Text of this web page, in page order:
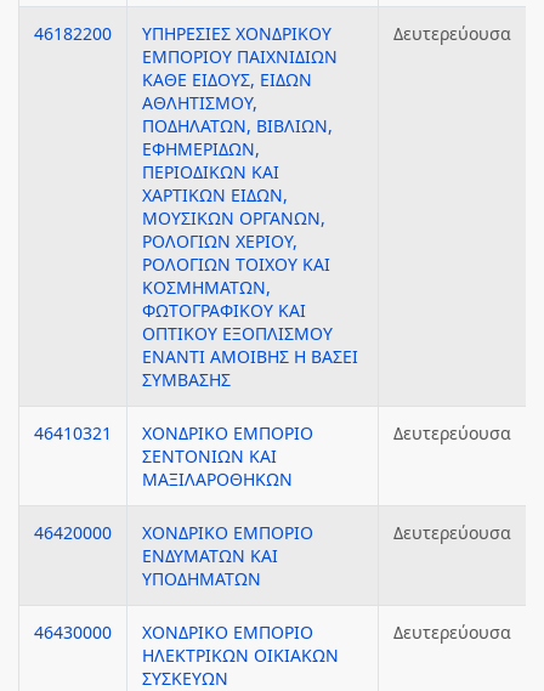
46182200
ΥΠΗΡΕΣΙΕΣ ΧΟΝΔΡΙΚΟΥ
ΕΜΠΟΡΙΟΥ ΠΑΙΧΝΙΔΙΩΝ
ΚΑΘΕ ΕΙΔΟΥΣ, ΕΙΔΩΝ
ΑΘΛΗΤΙΣΜΟΥ,
ΠΟΔΗΛΑΤΩΝ, ΒΙΒΛΙΩΝ,
ΕΦΗΜΕΡΙΔΩΝ,
ΠΕΡΙΟΔΙΚΩΝ ΚΑΙ
ΧΑΡΤΙΚΩΝ ΕΙΔΩΝ,
ΜΟΥΣΙΚΩΝ ΟΡΓΑΝΩΝ,
ΡΟΛΟΓΙΩΝ ΧΕΡΙΟΥ,
ΡΟΛΟΓΙΩΝ ΤΟΙΧΟΥ ΚΑΙ
ΚΟΣΜΗΜΑΤΩΝ,
ΦΩΤΟΓΡΑΦΙΚΟΥ ΚΑΙ
ΟΠΤΙΚΟΥ ΕΞΟΠΛΙΣΜΟΥ
ΕΝΑΝΤΙ ΑΜΟΙΒΗΣ Η ΒΑΣΕΙ
ΣΥΜΒΑΣΗΣ
Δευτερεύουσα
46410321
ΧΟΝΔΡΙΚΟ ΕΜΠΟΡΙΟ
ΣΕΝΤΟΝΙΩΝ ΚΑΙ
ΜΑΞΙΛΑΡΟΘΗΚΩΝ
Δευτερεύουσα
46420000
ΧΟΝΔΡΙΚΟ ΕΜΠΟΡΙΟ
ΕΝΔΥΜΑΤΩΝ ΚΑΙ
ΥΠΟΔΗΜΑΤΩΝ
Δευτερεύουσα
46430000
ΧΟΝΔΡΙΚΟ ΕΜΠΟΡΙΟ
ΗΛΕΚΤΡΙΚΩΝ ΟΙΚΙΑΚΩΝ
ΣΥΣΚΕΥΩΝ
Δευτερεύουσα